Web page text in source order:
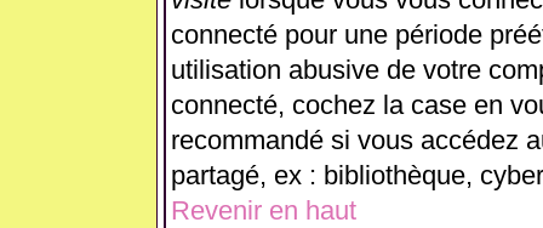
connecté pour une période
utilisation abusive de votre
connecté, cochez la case en
recommandé si vous accédez
partagé, ex : bibliothèque,
Revenir en haut